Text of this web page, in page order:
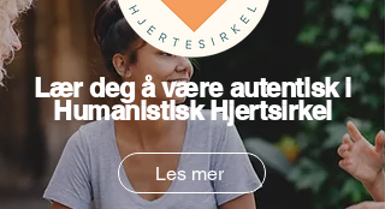
Lær deg å være autentisk i
Humanistisk Hjertsirkel
Les mer